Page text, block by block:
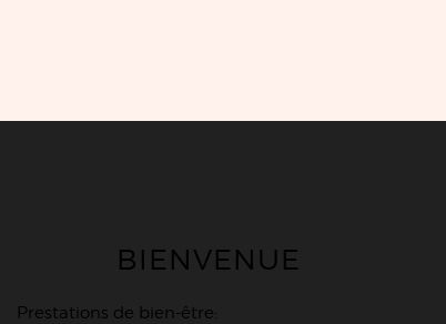
BIENVENUE
Prestations de bien-être: